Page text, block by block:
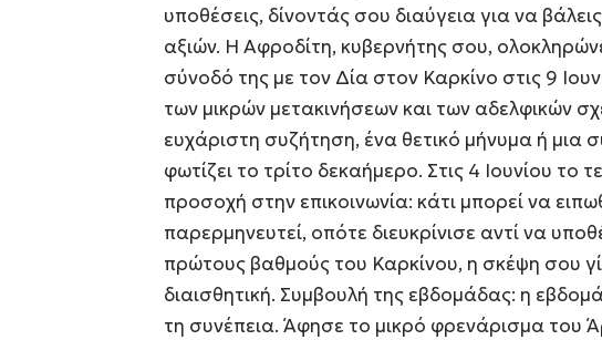
υποθέσεις, δίνοντάς σου διαύγεια για να
αξιών. Η Αφροδίτη, κυβερνήτης σου,
σύνοδό της με τον Δία στον Καρκίνο στις 9
των μικρών μετακινήσεων και των αδελφικών
ευχάριστη συζήτηση, ένα θετικό μήνυμα ή μια
φωτίζει το τρίτο δεκαήμερο. Στις 4 Ιουνίου
προσοχή στην επικοινωνία: κάτι μπορεί να
παρερμηνευτεί, οπότε διευκρίνισε αντί να
πρώτους βαθμούς του Καρκίνου, η σκέψη σου
διαισθητική. Συμβουλή της εβδομάδας: η
τη συνέπεια. Άφησε το μικρό φρενάρισμα του